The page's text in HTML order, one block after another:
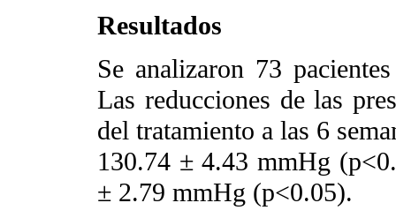
Resultados
Se analizaron 73
Las reducciones de las
del tratamiento a las 6
130.74 ± 4.43 mmHg
± 2.79 mmHg (p<0.05).